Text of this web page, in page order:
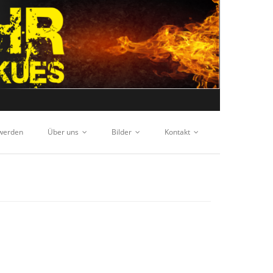
Über uns Bilder Kontakt